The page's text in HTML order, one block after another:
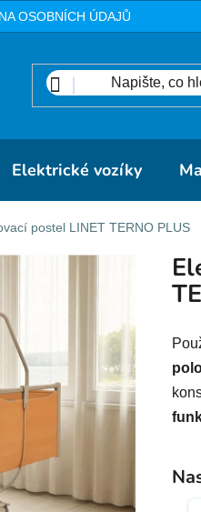
OSOBNÍCH ÚDAJŮ
Elektrické vozíky
postel LINET TERNO PLUS